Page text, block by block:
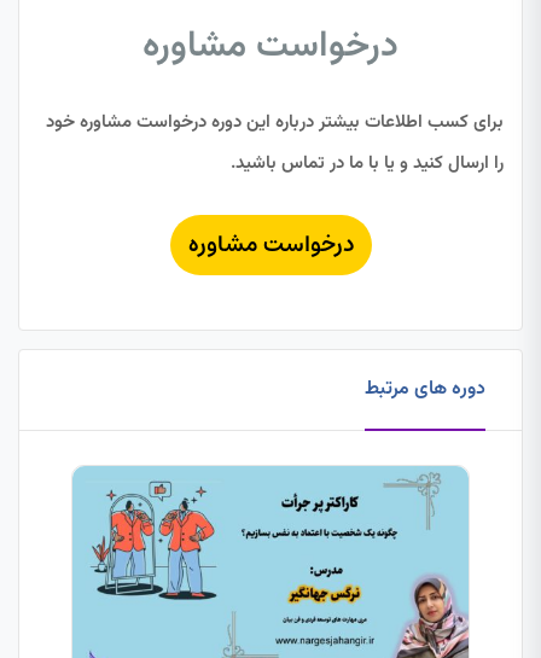
درخواست مشاوره
برای کسب اطلاعات بیشتر درباره این دوره درخواست مشاوره خود
را ارسال کنید و یا با ما در تماس باشید.
درخواست مشاوره
دوره های مرتبط